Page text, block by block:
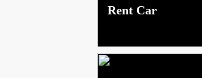
Rent Car